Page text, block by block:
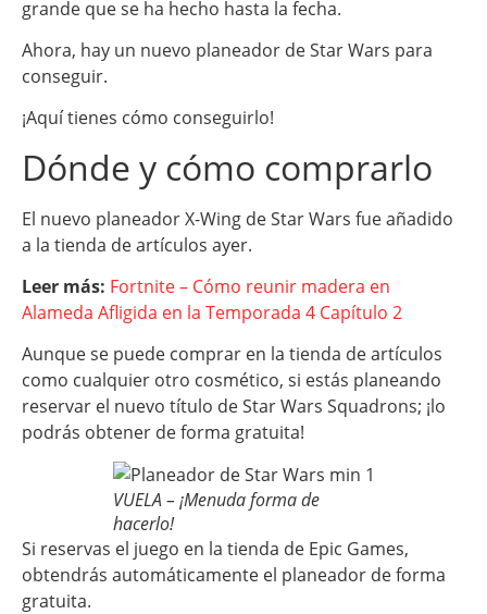
grande que se ha hecho hasta la fecha.
Ahora, hay un nuevo planeador de Star Wars para
conseguir.
¡Aquí tienes cómo conseguirlo!
Dónde y cómo comprarlo
El nuevo planeador X-Wing de Star Wars fue añadido
a la tienda de artículos ayer.
Leer más: Fortnite – Cómo reunir madera en
Alameda Afligida en la Temporada 4 Capítulo 2
Aunque se puede comprar en la tienda de artículos
como cualquier otro cosmético, si estás planeando
reservar el nuevo título de Star Wars Squadrons; ¡lo
podrás obtener de forma gratuita!
VUELA – ¡Menuda forma de
hacerlo!
Si reservas el juego en la tienda de Epic Games,
obtendrás automáticamente el planeador de forma
gratuita.